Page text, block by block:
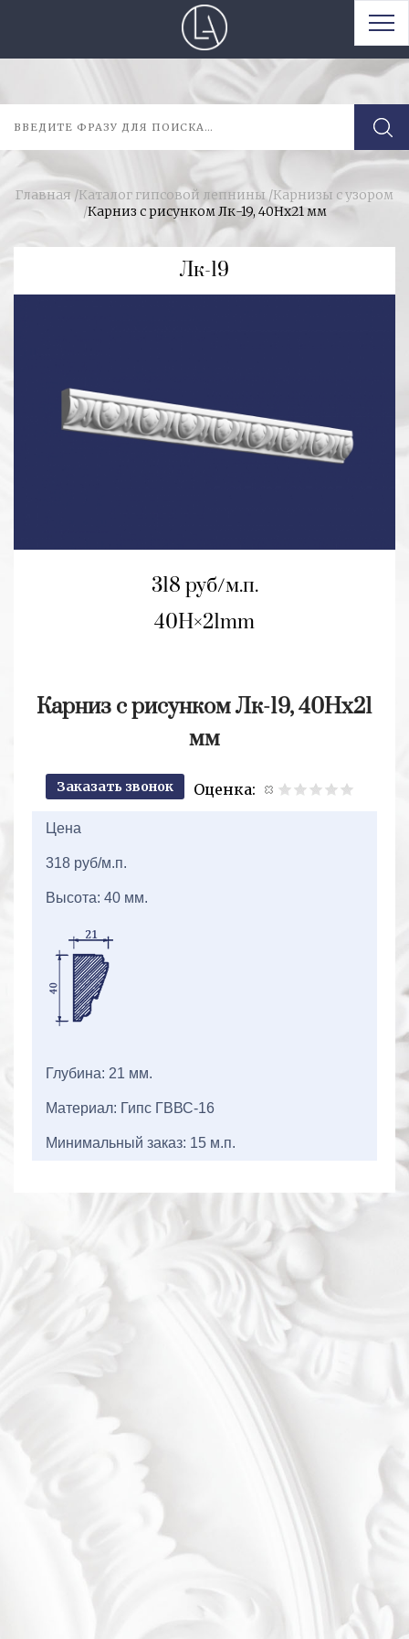
Главная /Каталог гипсовой лепнины /Карнизы с узором
/Карниз с рисунком Лк-19, 40Hх21 мм
Лк-19
318 руб/м.п.
40H 21mm
Карниз с рисунком Лк-19, 40Hх21
мм
Заказать звонок
Оценка:
Цена
318 руб/м.п.
Высота: 40 мм.
Глубина: 21 мм.
Материал: Гипс ГВВС-16
Минимальный заказ: 15 м.п.